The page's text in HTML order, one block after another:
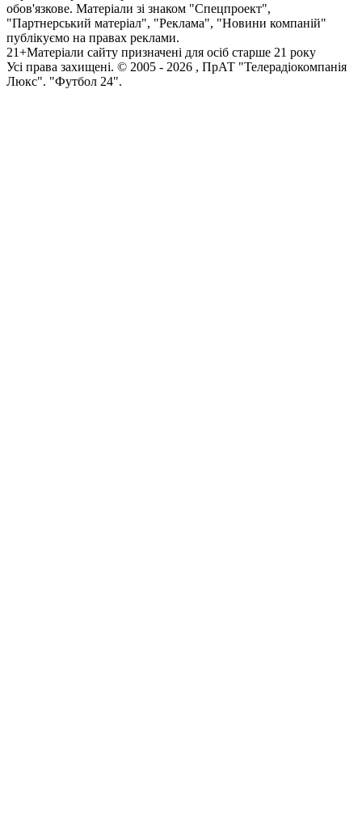
обов'язкове. Матеріали зі знаком "Спецпроект",
"Партнерський матеріал", "Реклама", "Новини компаній"
публікуємо на правах реклами.
21+Матеріали сайту призначені для осіб старше 21 року
Усi права захищенi. © 2005 - 2026 , ПрАТ "Телерадіокомпанія
Люкс". "Футбол 24".